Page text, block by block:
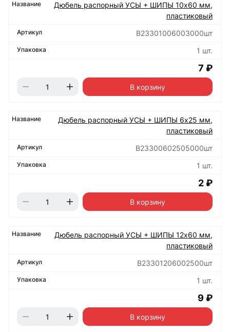
Дюбель распорный УСЫ + ШИПЫ 10х60 мм,
пластиковый
B23301006003000шт
1 шт.
7 ₽
В корзину
Дюбель распорный УСЫ + ШИПЫ 6х25 мм,
пластиковый
B23300602505000шт
1 шт.
2 ₽
В корзину
Дюбель распорный УСЫ + ШИПЫ 12х60 мм,
пластиковый
B23301206002500шт
1 шт.
9 ₽
В корзину